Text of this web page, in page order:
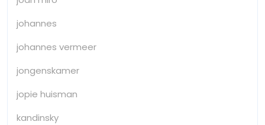
johannes
johannes vermeer
jongenskamer
jopie huisman
kandinsky